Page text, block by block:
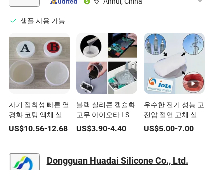
샘플 사용 가능
자기 접착성 빠른 열
경화 코팅 액체 실리
콘 고무 아이오타
LSR 3730/3740 시
리즈 에어백 코팅,
섬유 및 보호 의류
코팅용
US$10.56-12.68
블랙 실리콘 캡슐화
고무 아이오타 LSR
3100g (첨가 경화)
RTV-2 전자 부품의
코팅, 적층, 캡슐화
및 성형, 보호용
US$3.90-4.40
우수한 전기 성능 고
전압 절연 고체 실리
콘 고무 전선 액세서
리, 수축 제품, 케이
블 단자
US$5.00-7.00
Dongguan Huadai Silicone Co., Ltd.